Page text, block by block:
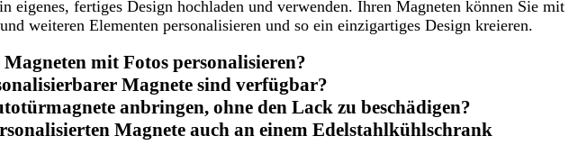
eigenes, fertiges Design hochladen und verwenden. Ihren Magneten können Sie mit
weiteren Elementen personalisieren und so ein einzigartiges Design kreieren.
mit Fotos personalisieren?
Magnete sind verfügbar?
anbringen, ohne den Lack zu beschädigen?
Magnete auch an einem Edelstahlkühlschrank